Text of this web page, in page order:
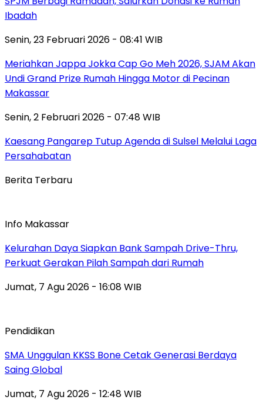
Ibadah
Senin, 23 Februari 2026 - 08:41 WIB
Meriahkan Jappa Jokka Cap Go Meh 2026, SJAM Akan
Undi Grand Prize Rumah Hingga Motor di Pecinan
Makassar
Senin, 2 Februari 2026 - 07:48 WIB
Kaesang Pangarep Tutup Agenda di Sulsel Melalui Laga
Persahabatan
Berita Terbaru
Info Makassar
Kelurahan Daya Siapkan Bank Sampah Drive-Thru,
Perkuat Gerakan Pilah Sampah dari Rumah
Jumat, 7 Agu 2026 - 16:08 WIB
Pendidikan
SMA Unggulan KKSS Bone Cetak Generasi Berdaya
Saing Global
Jumat, 7 Agu 2026 - 12:48 WIB